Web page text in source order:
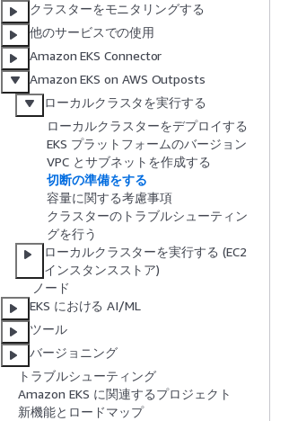
クラスターをモニタリングする
他のサービスでの使用
Amazon EKS Connector
Amazon EKS on AWS Outposts
ローカルクラスタを実行する
ローカルクラスターをデプロイする
EKS プラットフォームのバージョン
VPC とサブネットを作成する
切断の準備をする
容量に関する考慮事項
クラスターのトラブルシューティン
グを行う
ローカルクラスターを実行する (EC2
インスタンスストア)
ノード
EKS における AI/ML
ツール
バージョニング
トラブルシューティング
Amazon EKS に関連するプロジェクト
新機能とロードマップ